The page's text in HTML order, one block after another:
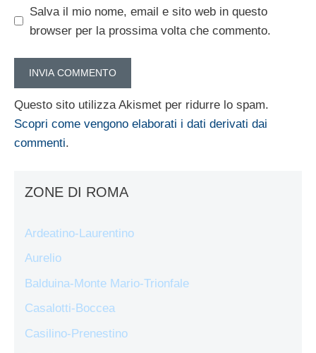
Salva il mio nome, email e sito web in questo
browser per la prossima volta che commento.
Questo sito utilizza Akismet per ridurre lo spam.
Scopri come vengono elaborati i dati derivati dai
commenti.
ZONE DI ROMA
Ardeatino-Laurentino
Aurelio
Balduina-Monte Mario-Trionfale
Casalotti-Boccea
Casilino-Prenestino